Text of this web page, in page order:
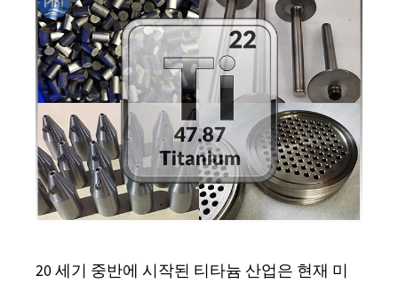
20 세기 중반에 시작된 티타늄 산업은 현재 미